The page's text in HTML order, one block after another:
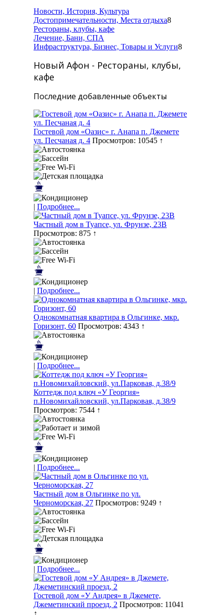
Новости, История, Культура
Достопримечательности, Места отдыха8
Рестораны, клубы, кафе
Лечение, Бани, СПА
Инфраструктура, Бизнес, Товары и Услуги8
Новый Афон - Рестораны, клубы,
кафе
Последние добавленные объекты
Гостевой дом «Оазис» г. Анапа п. Джемете
ул. Песчаная д. 4 Просмотров: 10545 ↑
| Подробнее...
Частный дом в Туапсе, ул. Фрунзе, 23В
Просмотров: 875 ↑
| Подробнее...
Однокомнатная квартира в Ольгинке, мкр.
Горизонт, 60 Просмотров: 4343 ↑
| Подробнее...
Коттедж под ключ «У Георгия»
п.Новомихайловский, ул.Парковая, д.38/9
Просмотров: 7544 ↑
| Подробнее...
Частный дом в Ольгинке по ул.
Черноморская, 27 Просмотров: 9249 ↑
| Подробнее...
Гостевой дом «У Андрея» в Джемете,
Джеметинский проезд, 2 Просмотров: 11041
↑